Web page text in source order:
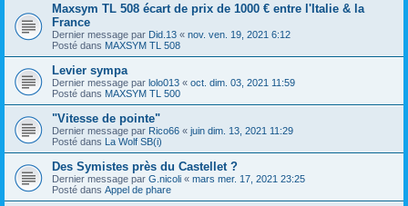
Maxsym TL 508 écart de prix de 1000 € entre l'Italie & la
France
Dernier message par Did.13 « nov. ven. 19, 2021 6:12
Posté dans MAXSYM TL 508
Levier sympa
Dernier message par lolo013 « oct. dim. 03, 2021 11:59
Posté dans MAXSYM TL 500
"Vitesse de pointe"
Dernier message par Rico66 « juin dim. 13, 2021 11:29
Posté dans La Wolf SB(i)
Des Symistes près du Castellet ?
Dernier message par G.nicoli « mars mer. 17, 2021 23:25
Posté dans Appel de phare